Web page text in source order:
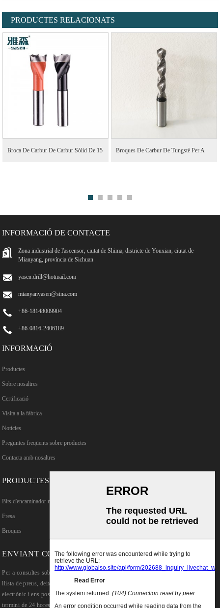
PRODUCTES RELACIONATS
Broca De Carbur De Carbur Sòlid De 15
Broques De Carbur De Tungstè Per A
INFORMACIÓ DE CONTACTE
Zona industrial de l'ascensor, ciutat de Shima, districte de Youxian, ciutat de
Mianyang, província de Sichuan
yasen.drill@hotmail.com
mianyanyasen@sina.com
+86-18148009904
+86-0816-2406189
INFORMACIÓ
Productes
Sobre nosaltres
Certificació
Visita a la fàbrica
Notícies
Preguntes freqüents sobre productes
Contacta amb nosaltres
PRODUCTES
Bits d'encaminador rectes TCT
Fresa
Broques
ENVIANT CONSULTES
Per a consultes sobre els nostres productes o
llista de preus, deixeu-nos el vostre correu
electrònic i ens posarem en contacte en un
termini de 24 hores.